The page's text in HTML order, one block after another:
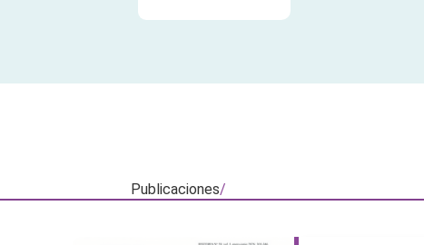
Publicaciones/